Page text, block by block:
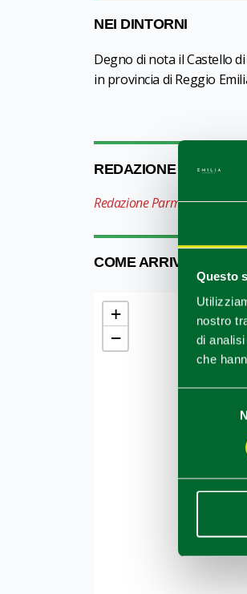
Questo
nostro
di
che
NEI DINTORNI
Degno di nota il Castello
in provincia di Reggio
REDAZIONE
Redazione Parma e provincia
COME ARRIVARE
+
−